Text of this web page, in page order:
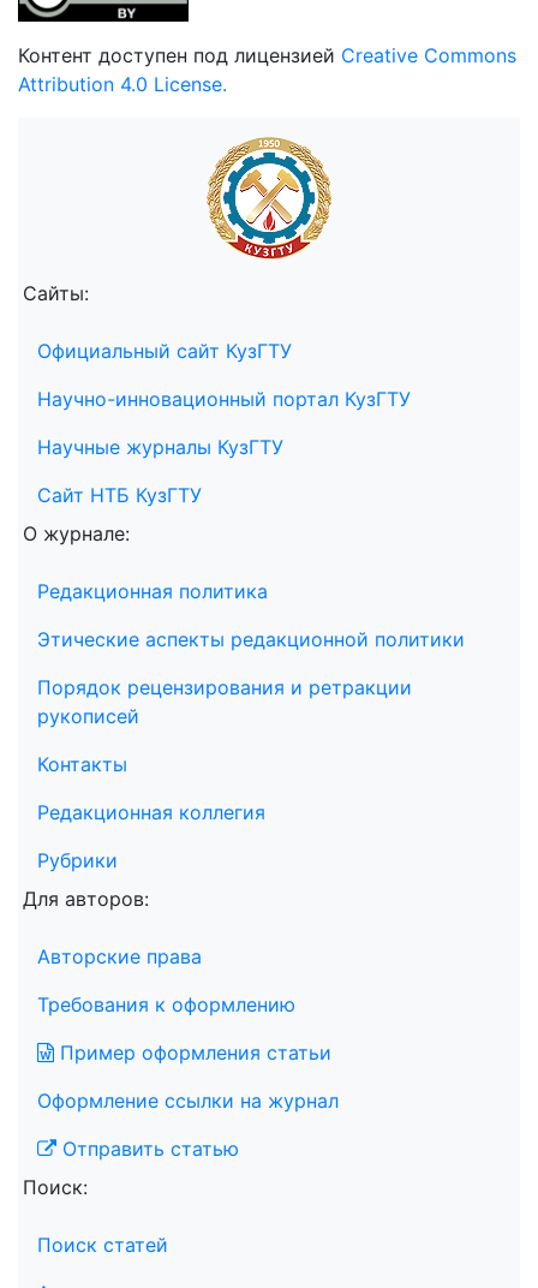
Контент доступен под лицензией Creative Commons
Attribution 4.0 License.
Сайты:
Официальный сайт КузГТУ
Научно-инновационный портал КузГТУ
Научные журналы КузГТУ
Сайт НТБ КузГТУ
О журнале:
Редакционная политика
Этические аспекты редакционной политики
Порядок рецензирования и ретракции
рукописей
Контакты
Редакционная коллегия
Рубрики
Для авторов:
Авторские права
Требования к оформлению
Пример оформления статьи
Оформление ссылки на журнал
Отправить статью
Поиск:
Поиск статей